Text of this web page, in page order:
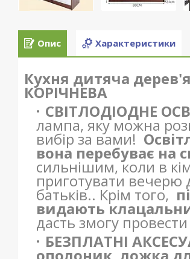
Опис Характеристики
Кухня дитяча
КОРІЧНЕВА
СВІТЛОДІОДНЕ
лампа, яку можна
вибір за вами!
вона перебуває на
сильнішим, коли в
приготувати вечерю
батьків.. Крім того,
видають
дасть змогу
БЕЗПЛАТНІ